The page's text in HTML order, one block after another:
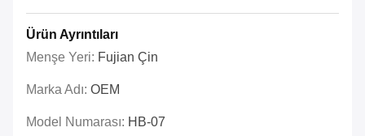
Ürün Ayrıntıları
Menşe Yeri: Fujian Çin
Marka Adı: OEM
Model Numarası: HB-07